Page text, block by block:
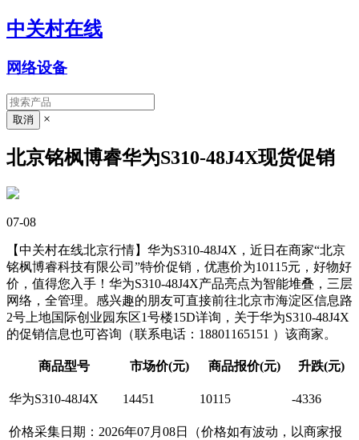
中关村在线
网络设备
×
北京铭枫博睿华为S310-48J4X现货促销
07-08
【中关村在线北京行情】华为S310-48J4X，近日在商家“北京
铭枫博睿科技有限公司”特价促销，优惠价为10115元，好物好
价，值得您入手！华为S310-48J4X产品亮点为智能堆叠，三层
网络，全管理。感兴趣的朋友可直接前往北京市海淀区信息路
2号上地国际创业园东区1号楼15D详询，关于华为S310-48J4X
的促销信息也可咨询（联系电话：18801165151 ）该商家。
商品型号 市场价(元) 商品报价(元) 升跌(元)
华为S310-48J4X 14451 10115 -4336
价格采集日期：2026年07月08日（价格如有波动，以商家报